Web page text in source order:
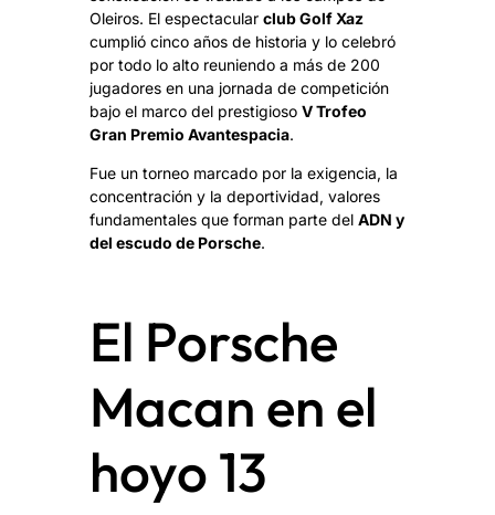
Oleiros. El espectacular club Golf Xaz
cumplió cinco años de historia y lo celebró
por todo lo alto reuniendo a más de 200
jugadores en una jornada de competición
bajo el marco del prestigioso V Trofeo
Gran Premio Avantespacia.
Fue un torneo marcado por la exigencia, la
concentración y la deportividad, valores
fundamentales que forman parte del ADN y
del escudo de Porsche.
El Porsche
Macan en el
hoyo 13